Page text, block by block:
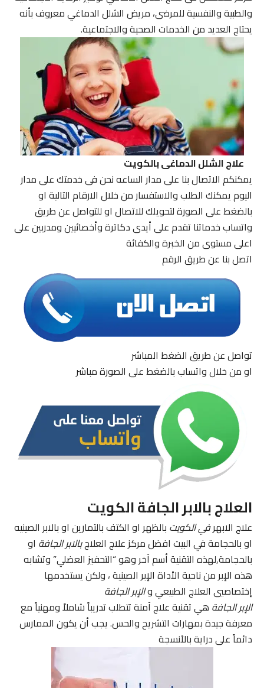
والطبية والنفسية للمرضى، مريض الشلل الدماغي معروف بأنه
يحتاج العديد من الخدمات الصحية والاجتماعية.
علاج الشلل الدماغى بالكويت
يمكنكم الاتصال بنا على مدار الساعه نحن فى خدمتك على مدار
اليوم يمكنك الطلب والاستفسار من خلال الارقام التالية او
بالضغط على الصورة لتحويلك للاتصال او للتواصل عن طريق
واتساب خدماتنا تقدم على أيدى دكاترة وأخصائيين ومدربين على
اعلى مستوى من الخبرة والكفائة
اتصل بنا عن طريق الرقم
تواصل عن طريق الضغط المباشر
او من خلال واتساب بالضغط على الصورة مباشر
العلاج بالابر الجافة الكويت
علاج الابهرفي الكويتبالظهر او الكتف بالتمارين او بالابر الصينيه
او بالحجامة في البيت افضل مركز علاج العلاجبالابر الجافةاو
بالحجامة,لهذه التقنية أسم آخر وهو “التحفيز العضلي” وتشابه
هذه الإبر من ناحية الأداة الإبر الصينية ، ولكن يستخدمها
إختصاصيي العلاج الطبيعي و الإبر الجافة
الإبر الجافةهي تقنية علاج آمنة تتطلب تدريباً شاملاً ومهنياً مع
معرفة جيدة بمهارات التشريح والحس. يجب أن يكون الممارس
دائماً على دراية بالأنسجة